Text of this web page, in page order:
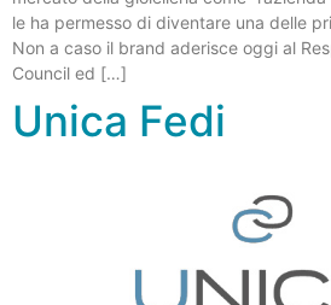
le ha permesso di diventare una delle
Non a caso il brand aderisce oggi al
Council ed […]
Unica Fedi